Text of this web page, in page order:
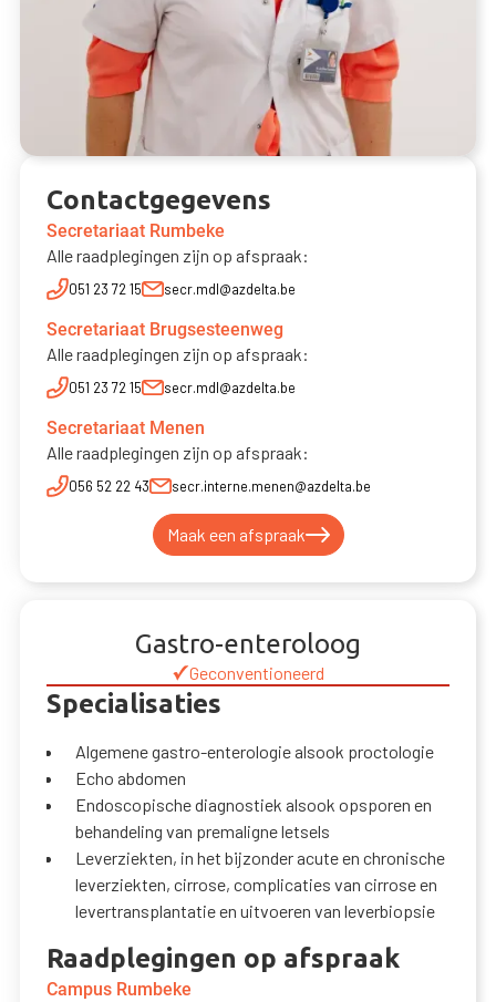
Dr. Charlotte De Vloo
Contactgegevens
Secretariaat Rumbeke
Alle raadplegingen zijn op afspraak:
051 23 72 15 secr.mdl@azdelta.be
Secretariaat Brugsesteenweg
Alle raadplegingen zijn op afspraak:
051 23 72 15 secr.mdl@azdelta.be
Secretariaat Menen
Alle raadplegingen zijn op afspraak:
056 52 22 43 secr.interne.menen@azdelta.be
Maak een afspraak
Gastro-enteroloog
Geconventioneerd
Specialisaties
Algemene gastro-enterologie alsook proctologie
Echo abdomen
Endoscopische diagnostiek alsook opsporen en
behandeling van premaligne letsels
Leverziekten, in het bijzonder acute en chronische
leverziekten, cirrose, complicaties van cirrose en
levertransplantatie en uitvoeren van leverbiopsie
Raadplegingen op afspraak
Campus Rumbeke